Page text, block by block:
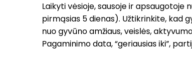
Laikyti vėsioje, sausoje ir
pirmąsias 5 dienas). Užtikrinkite, kad
nuo gyvūno amžiaus, veislės,
Pagaminimo data, “geriausias iki”,